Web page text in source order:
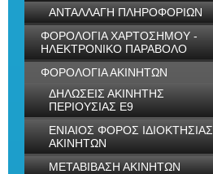
ΑΝΤΑΛΛΑΓΗ ΠΛΗΡΟΦΟΡΙΩΝ
ΦΟΡΟΛΟΓΙΑ ΧΑΡΤΟΣΗΜΟΥ -
ΗΛΕΚΤΡΟΝΙΚΟ ΠΑΡΑΒΟΛΟ
ΦΟΡΟΛΟΓΙΑ ΑΚΙΝΗΤΩΝ
ΔΗΛΩΣΕΙΣ ΑΚΙΝΗΤΗΣ
ΠΕΡΙΟΥΣΙΑΣ Ε9
ΕΝΙΑΙΟΣ ΦΟΡΟΣ ΙΔΙΟΚΤΗΣΙΑΣ
ΑΚΙΝΗΤΩΝ
ΜΕΤΑΒΙΒΑΣΗ ΑΚΙΝΗΤΩΝ